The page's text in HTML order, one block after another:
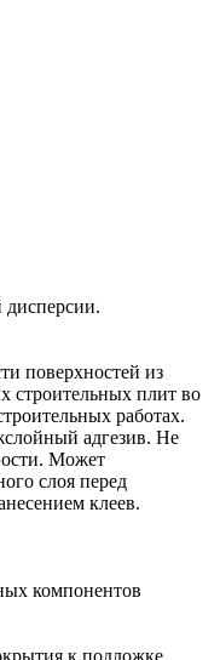
дисперсии.
поверхностей из
строительных плит во
работах.
адгезив. Не
Может
слоя перед
клеев.
компонентов
к подложке